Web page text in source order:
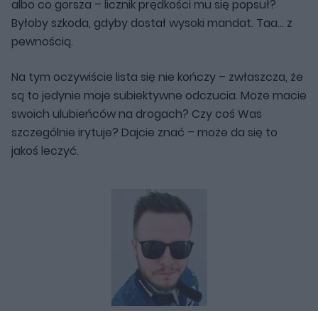
albo co gorsza – licznik prędkości mu się popsuł?
Byłoby szkoda, gdyby dostał wysoki mandat. Taa… z
pewnością.
Na tym oczywiście lista się nie kończy – zwłaszcza, że
są to jedynie moje subiektywne odczucia. Może macie
swoich ulubieńców na drogach? Czy coś Was
szczególnie irytuje? Dajcie znać – może da się to
jakoś leczyć.